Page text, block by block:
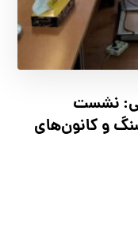
نشست
و کانون‌های